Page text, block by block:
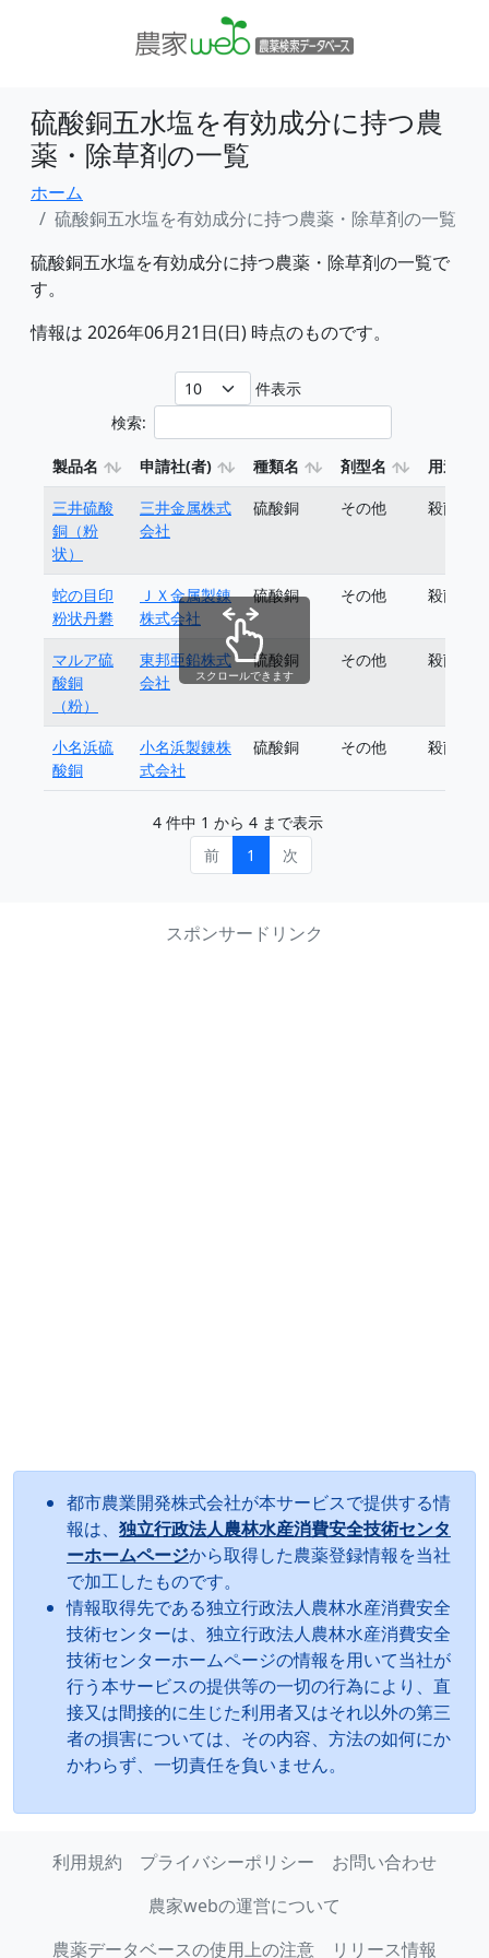
硫酸銅五水塩を有効成分に持つ農
薬・除草剤の一覧
ホーム
硫酸銅五水塩を有効成分に持つ農薬・除草剤の一覧
硫酸銅五水塩を有効成分に持つ農薬・除草剤の一覧で
す。
情報は 2026年06月21日(日) 時点のものです。
件表示
検索:
製品名 申請社(者) 種類名 剤型名
用途
三井硫酸
銅（粉
状）
三井金属株式
会社
硫酸銅 その他 殺菌剤
蛇の目印
粉状丹礬
ＪＸ金属製錬
株式会社
硫酸銅 その他 殺菌剤
マルア硫
酸銅
（粉）
東邦亜鉛株式
会社
硫酸銅 その他 殺菌剤
小名浜硫
酸銅
小名浜製錬株
式会社
硫酸銅 その他 殺菌剤
4 件中 1 から 4 まで表示
前
1 次
スクロールできます
スポンサードリンク
都市農業開発株式会社が本サービスで提供する情
報は、 独立行政法人農林水産消費安全技術センタ
ーホームページから取得した農薬登録情報を当社
で加工したものです。
情報取得先である独立行政法人農林水産消費安全
技術センターは、独立行政法人農林水産消費安全
技術センターホームページの情報を用いて当社が
行う本サービスの提供等の一切の行為により、直
接又は間接的に生じた利用者又はそれ以外の第三
者の損害については、その内容、方法の如何にか
かわらず、一切責任を負いません。
利用規約 プライバシーポリシー
お問い合わせ
農家webの運営について
農薬データベースの使用上の注意
リリース情報